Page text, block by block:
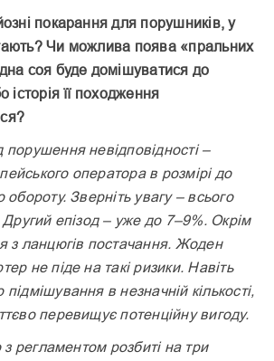
покарання для порушників, у
Чи можлива поява «пральних
соя буде домішуватися до
історія її походження
невідповідності –
оператора в розмірі до
обороту. Зверніть увагу – всього
Другий епізод – уже до 7–9%. Окрім
з ланцюгів постачання. Жоден
не піде на такі ризики. Навіть
в незначній кількості,
перевищує потенційну вигоду.
з регламентом розбиті на три